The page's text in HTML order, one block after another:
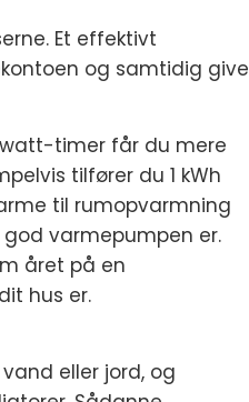
Et effektivt
og samtidig give
timer får du mere
tilfører du 1 kWh
til rumopvarmning
varmepumpen er.
året på en
hus er.
eller jord, og